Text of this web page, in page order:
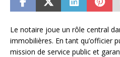
Le notaire joue un rôle central
immobilières. En tant qu’officier
mission de service public et